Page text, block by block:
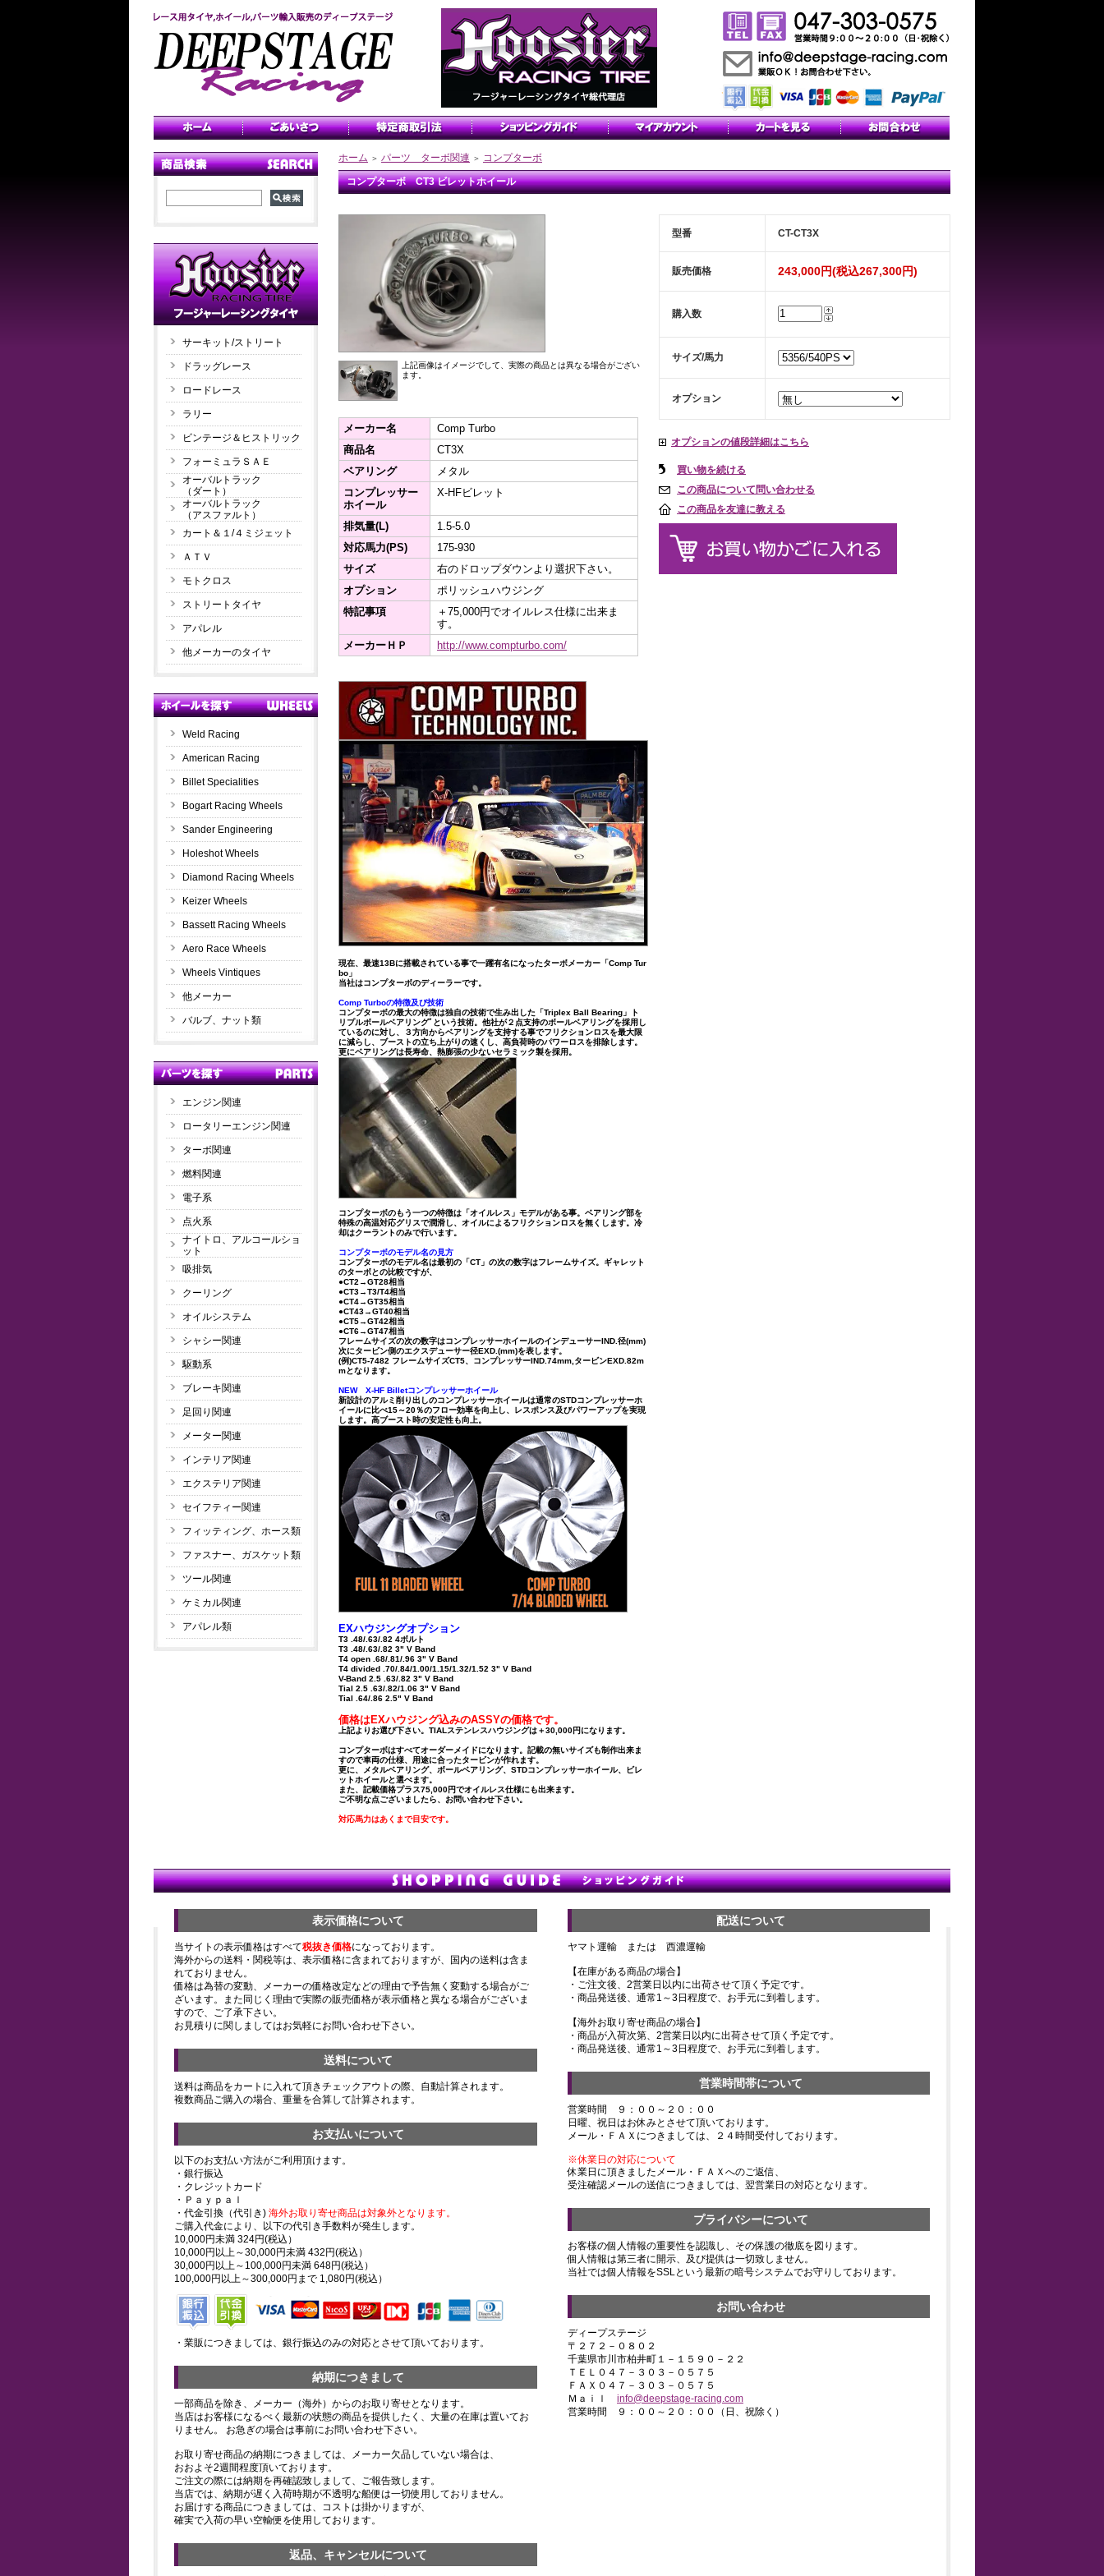
サーキット/ストリート
ドラッグレース
ロードレース
ラリー
ビンテージ＆ヒストリック
フォーミュラＳＡＥ
オーバルトラック
（ダート）
オーバルトラック
（アスファルト）
カート＆１/４ミジェット
ＡＴＶ
モトクロス
ストリートタイヤ
アパレル
他メーカーのタイヤ
Weld Racing
American Racing
Billet Specialities
Bogart Racing Wheels
Sander Engineering
Holeshot Wheels
Diamond Racing Wheels
Keizer Wheels
Bassett Racing Wheels
Aero Race Wheels
Wheels Vintiques
他メーカー
バルブ、ナット類
エンジン関連
ロータリーエンジン関連
ターボ関連
燃料関連
電子系
点火系
ナイトロ、アルコールショ
ット
吸排気
クーリング
オイルシステム
シャシー関連
駆動系
ブレーキ関連
足回り関連
メーター関連
インテリア関連
エクステリア関連
セイフティー関連
フィッティング、ホース類
ファスナー、ガスケット類
ツール関連
ケミカル関連
アパレル類
ホーム ＞ パーツ ターボ関連 ＞ コンプターボ
コンプターボ CT3 ビレットホイール
上記画像はイメージでして、実際の商品とは異なる場合がござい
ます。
メーカー名
Comp Turbo
商品名
CT3X
ベアリング
メタル
コンプレッサー
ホイール
X-HFビレット
排気量(L)
1.5-5.0
対応馬力(PS)
175-930
サイズ
右のドロップダウンより選択下さい。
オプション
ポリッシュハウジング
特記事項
＋75,000円でオイルレス仕様に出来ま
す。
メーカーＨＰ
http://www.compturbo.com/
現在、最速13Bに搭載されている事で一躍有名になったターボメーカー「Comp Tur
bo」
当社はコンプターボのディーラーです。
Comp Turboの特徴及び技術
コンプターボの最大の特徴は独自の技術で生み出した「Triplex Ball Bearing」ト
リプルボールベアリングﾞという技術。他社が２点支持のボールベアリングを採用し
ているのに対し、３方向からベアリングを支持する事でフリクションロスを最大限
に減らし、ブーストの立ち上がりの速くし、高負荷時のパワーロスを排除します。
更にベアリングは長寿命、熱膨張の少ないセラミック製を採用。
コンプターボのもう一つの特徴は「オイルレス」モデルがある事。ベアリング部を
特殊の高温対応グリスで潤滑し、オイルによるフリクションロスを無くします。冷
却はクーラントのみで行います。
コンプターボのモデル名の見方
コンプターボのモデル名は最初の「CT」の次の数字はフレームサイズ。ギャレット
のターボとの比較ですが、
●CT2→GT28相当
●CT3→T3/T4相当
●CT4→GT35相当
●CT43→GT40相当
●CT5→GT42相当
●CT6→GT47相当
フレームサイズの次の数字はコンプレッサーホイールのインデューサーIND.径(mm)
次にタービン側のエクスデューサー径EXD.(mm)を表します。
(例)CT5-7482 フレームサイズCT5、コンプレッサーIND.74mm,タービンEXD.82m
mとなります。
NEW X-HF Billetコンプレッサーホイール
新設計のアルミ削り出しのコンプレッサーホイールは通常のSTDコンプレッサーホ
イールに比べ15～20％のフロー効率を向上し、レスポンス及びパワーアップを実現
します。高ブースト時の安定性も向上。
EXハウジングオプション
T3 .48/.63/.82 4ボルト
T3 .48/.63/.82 3" V Band
T4 open .68/.81/.96 3" V Band
T4 divided .70/.84/1.00/1.15/1.32/1.52 3" V Band
V-Band 2.5 .63/.82 3" V Band
Tial 2.5 .63/.82/1.06 3" V Band
Tial .64/.86 2.5" V Band
価格はEXハウジング込みのASSYの価格です。
上記よりお選び下さい。TIALステンレスハウジングは＋30,000円になります。
コンプターボはすべてオーダーメイドになります。記載の無いサイズも制作出来ま
すので車両の仕様、用途に合ったタービンが作れます。
更に、メタルベアリング、ボールベアリング、STDコンプレッサーホイール、ビレ
ットホイールと選べます。
また、記載価格プラス75,000円でオイルレス仕様にも出来ます。
ご不明な点ございましたら、お問い合わせ下さい。
対応馬力はあくまで目安です。
型番 CT-CT3X
販売価格 243,000円(税込267,300円)
購入数
サイズ/馬力
オプション
オプションの値段詳細はこちら
買い物を続ける
この商品について問い合わせる
この商品を友達に教える
表示価格について
当サイトの表示価格はすべて税抜き価格になっております。
海外からの送料・関税等は、表示価格に含まれておりますが、国内の送料は含ま
れておりません。
価格は為替の変動、メーカーの価格改定などの理由で予告無く変動する場合がご
ざいます。また同じく理由で実際の販売価格が表示価格と異なる場合がございま
すので、ご了承下さい。
お見積りに関しましてはお気軽にお問い合わせ下さい。
送料について
送料は商品をカートに入れて頂きチェックアウトの際、自動計算されます。
複数商品ご購入の場合、重量を合算して計算されます。
お支払いについて
以下のお支払い方法がご利用頂けます。
・銀行振込
・クレジットカード
・Ｐａｙｐａｌ
・代金引換（代引き) 海外お取り寄せ商品は対象外となります。
ご購入代金により、以下の代引き手数料が発生します。
10,000円未満 324円(税込）
10,000円以上～30,000円未満 432円(税込）
30,000円以上～100,000円未満 648円(税込）
100,000円以上～300,000円まで 1,080円(税込）
・業販につきましては、銀行振込のみの対応とさせて頂いております。
納期につきまして
一部商品を除き、メーカー（海外）からのお取り寄せとなります。
当店はお客様になるべく最新の状態の商品を提供したく、大量の在庫は置いてお
りません。 お急ぎの場合は事前にお問い合わせ下さい。
お取り寄せ商品の納期につきましては、メーカー欠品していない場合は、
おおよそ2週間程度頂いております。
ご注文の際には納期を再確認致しまして、ご報告致します。
当店では、納期が遅く入荷時期が不透明な船便は一切使用しておりません。
お届けする商品につきましては、コストは掛かりますが、
確実で入荷の早い空輸便を使用しております。
返品、キャンセルについて
配送について
ヤマト運輸 または 西濃運輸
【在庫がある商品の場合】
・ご注文後、2営業日以内に出荷させて頂く予定です。
・商品発送後、通常1～3日程度で、お手元に到着します。
【海外お取り寄せ商品の場合】
・商品が入荷次第、2営業日以内に出荷させて頂く予定です。
・商品発送後、通常1～3日程度で、お手元に到着します。
営業時間帯について
営業時間 ９：００～２０：００
日曜、祝日はお休みとさせて頂いております。
メール・ＦＡＸにつきましては、２４時間受付しております。
※休業日の対応について
休業日に頂きましたメール・ＦＡＸへのご返信、
受注確認メールの送信につきましては、翌営業日の対応となります。
プライバシーについて
お客様の個人情報の重要性を認識し、その保護の徹底を図ります。
個人情報は第三者に開示、及び提供は一切致しません。
当社では個人情報をSSLという最新の暗号システムでお守りしております。
お問い合わせ
ディープステージ
〒２７２－０８０２
千葉県市川市柏井町１－１５９０－２２
ＴＥＬ０４７－３０３－０５７５
ＦＡＸ０４７－３０３－０５７５
Ｍａｉｌ info@deepstage-racing.com
営業時間 ９：００～２０：００（日、祝除く）